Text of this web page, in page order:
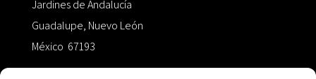
Jardines de Andalucía
Guadalupe, Nuevo León
México 67193